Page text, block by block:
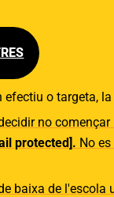
efectiu o targeta,
no
protected]. No
baixa de